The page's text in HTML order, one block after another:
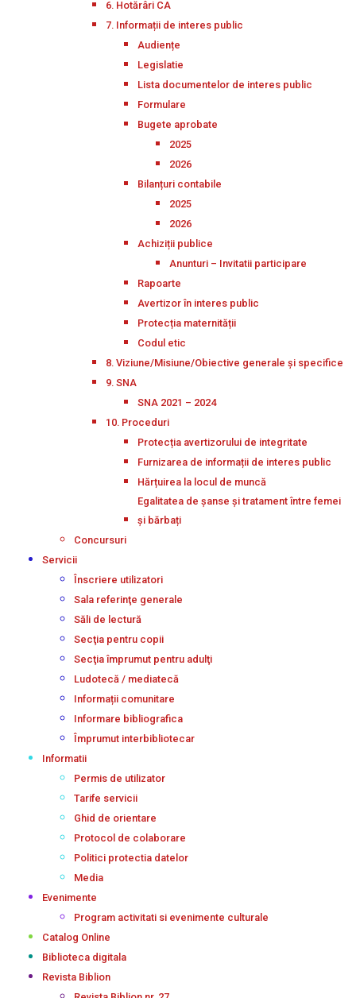
6. Hotărâri CA
7. Informații de interes public
Audiențe
Legislatie
Lista documentelor de interes public
Formulare
Bugete aprobate
2025
2026
Bilanțuri contabile
2025
2026
Achiziții publice
Anunturi – Invitatii participare
Rapoarte
Avertizor în interes public
Protecția maternității
Codul etic
8. Viziune/Misiune/Obiective generale și specifice
9. SNA
SNA 2021 – 2024
10. Proceduri
Protecția avertizorului de integritate
Furnizarea de informații de interes public
Hărțuirea la locul de muncă
Egalitatea de șanse și tratament între femei
și bărbați
Concursuri
Servicii
Înscriere utilizatori
Sala referinţe generale
Săli de lectură
Secţia pentru copii
Secţia împrumut pentru adulţi
Ludotecă / mediatecă
Informații comunitare
Informare bibliografica
Împrumut interbibliotecar
Informatii
Permis de utilizator
Tarife servicii
Ghid de orientare
Protocol de colaborare
Politici protectia datelor
Media
Evenimente
Program activitati si evenimente culturale
Catalog Online
Biblioteca digitala
Revista Biblion